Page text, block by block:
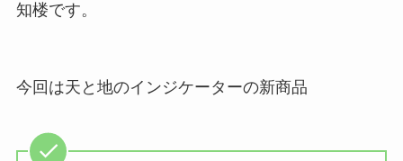
知楼です。
今回は天と地のインジケーターの新商品